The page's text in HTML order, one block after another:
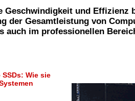
Geschwindigkeit und Effizienz
der Gesamtleistung von
auch im professionellen
Wie sie